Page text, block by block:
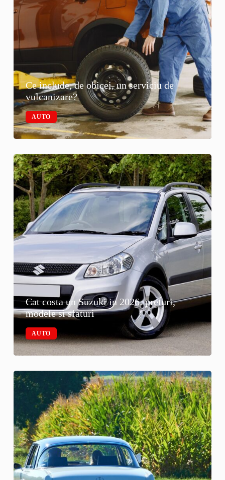
Ce include, de obicei, un serviciu de
vulcanizare?
AUTO
Cat costa un Suzuki in 2026: preturi,
modele si sfaturi
AUTO